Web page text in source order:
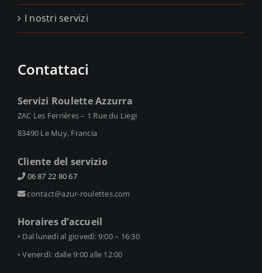
I nostri servizi
Contattaci
Servizi Roulette Azzurra
ZAC Les Ferrières – 1 Rue du Liegi
83490 Le Muy, Francia
Cliente del servizio
06 87 22 80 67
contact@azur-roulettes.com
Horaires d’accueil
• Dal lunedì al giovedì: 9:00 – 16:30
• Venerdì: dalle 9:00 alle 12:00